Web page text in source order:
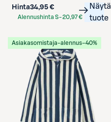
Hinta34,95 €
Alennushinta S-20,97 €
Näytä
tuote
Asiakasomistaja-alennus−40%